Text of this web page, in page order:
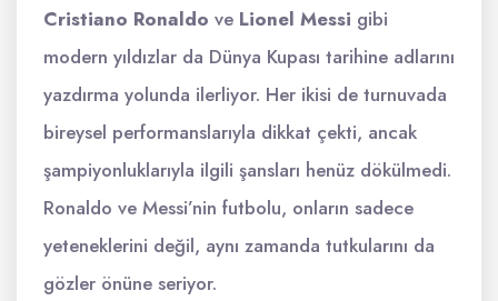
Cristiano Ronaldo ve Lionel Messi gibi
modern yıldızlar da Dünya Kupası tarihine adlarını
yazdırma yolunda ilerliyor. Her ikisi de turnuvada
bireysel performanslarıyla dikkat çekti, ancak
şampiyonluklarıyla ilgili şansları henüz dökülmedi.
Ronaldo ve Messi’nin futbolu, onların sadece
yeteneklerini değil, aynı zamanda tutkularını da
gözler önüne seriyor.